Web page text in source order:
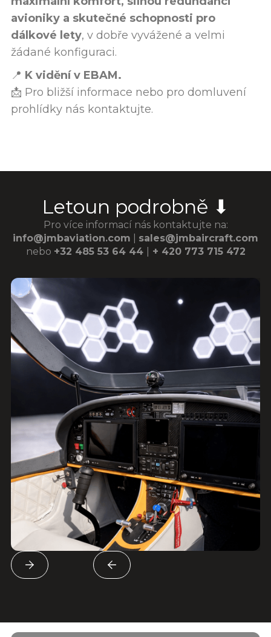
avioniky a skutečné schopnosti pro
dálkové lety, v dobře vyvážené a velmi
žádané konfiguraci.
📍 K vidění v EBAM.
📩 Pro bližší informace nebo pro domluvení
prohlídky nás kontaktujte.
Letoun podrobně ⬇
Pro více informací nás kontaktujte na:
info@jmbaviation.com
sales@jmbaircraft.com
nebo +32 485 53 64 44 + 420 773 715 472